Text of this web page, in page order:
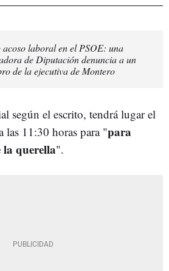
acoso laboral en el PSOE: una
de Diputación denuncia a un
de la ejecutiva de Montero
según el escrito, tendrá lugar el
11:30 horas para "para
la querella".